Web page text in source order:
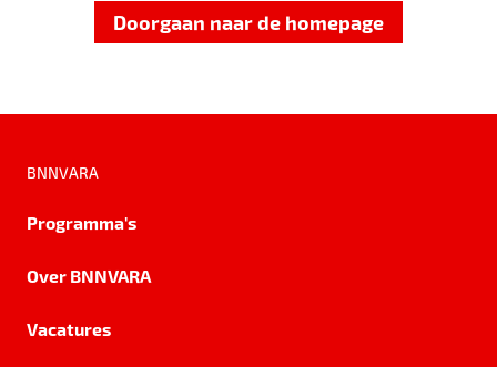
Doorgaan naar de homepage
BNNVARA
Programma's
Over BNNVARA
Vacatures